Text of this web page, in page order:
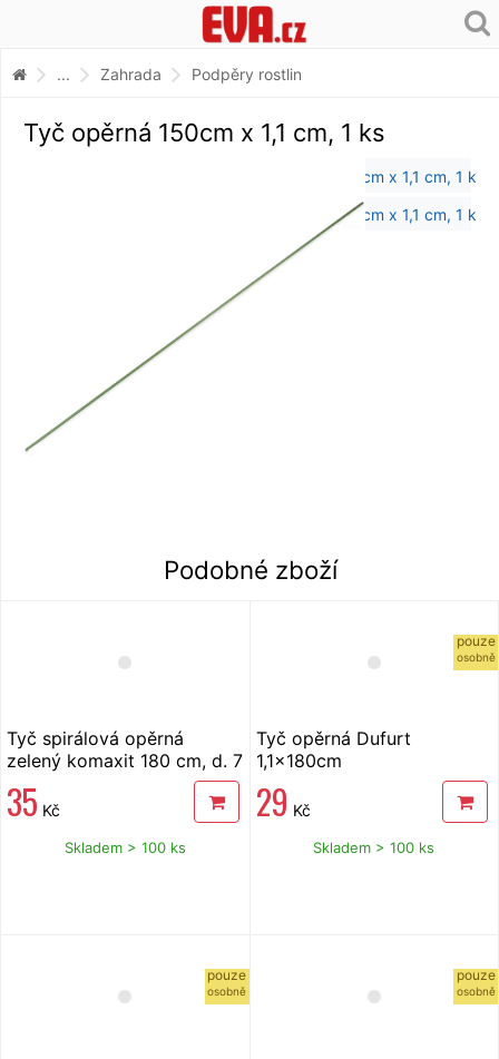
... Zahrada Podpěry rostlin
Tyč opěrná 150cm x 1,1 cm, 1 ks
Podobné zboží
Tyč spirálová opěrná
zelený komaxit 180 cm, d. 7
35 Kč
Skladem > 100 ks
pouze
osobně
Tyč opěrná Dufurt
1,1x180cm
29 Kč
Skladem > 100 ks
pouze
osobně
pouze
osobně